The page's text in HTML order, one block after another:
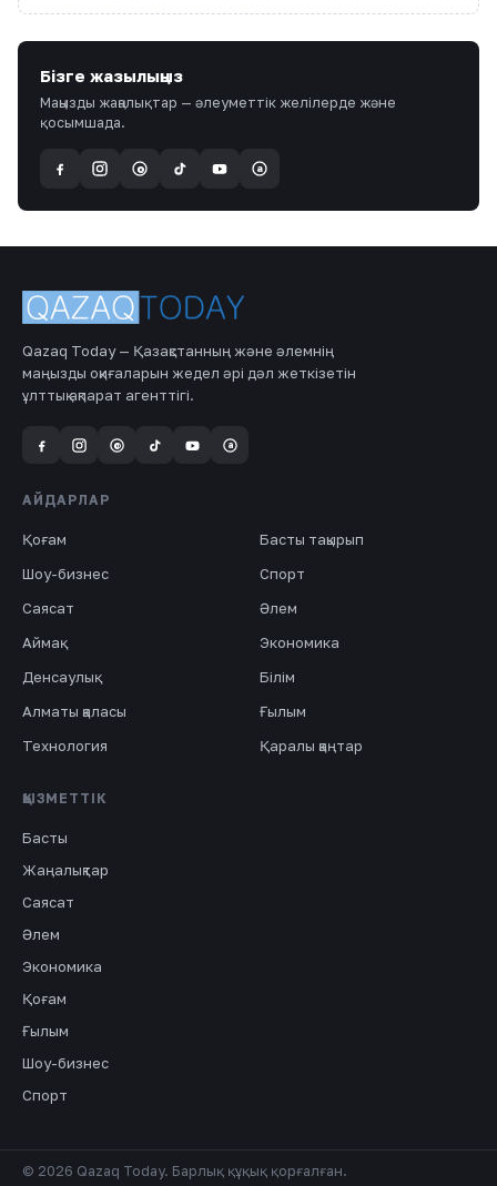
Бізге жазылыңыз
Маңызды жаңалықтар — әлеуметтік желілерде және
қосымшада.
@ a
Qazaq Today — Қазақстанның және әлемнің
маңызды оқиғаларын жедел әрі дәл жеткізетін
ұлттық ақпарат агенттігі.
@ a
АЙДАРЛАР
Қоғам
Басты тақырып
Шоу-бизнес
Спорт
Саясат
Әлем
Аймақ
Экономика
Денсаулық
Білім
Алматы қаласы
Ғылым
Технология
Қаралы қаңтар
ҚЫЗМЕТТІК
Басты
Жаңалықтар
Саясат
Әлем
Экономика
Қоғам
Ғылым
Шоу-бизнес
Спорт
© 2026 Qazaq Today. Барлық құқық қорғалған.